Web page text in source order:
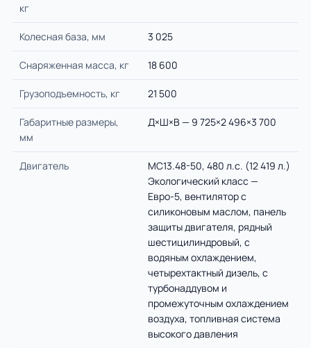
кг
Колесная база, мм 3 025
Снаряженная масса, кг 18 600
Грузоподъемность, кг 21 500
Габаритные размеры,
мм
Д×Ш×В — 9 725×2 496×3 700
Двигатель
МС13.48-50, 480 л.с. (12 419 л.)
Экологический класс —
Евро-5, вентилятор с
силиконовым маслом, панель
защиты двигателя, рядный
шестицилиндровый, с
водяным охлаждением,
четырехтактный дизель, с
турбонаддувом и
промежуточным охлаждением
воздуха, топливная система
высокого давления